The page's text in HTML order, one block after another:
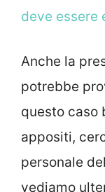
deve essere
Anche la
potrebbe
questo caso
appositi,
personale
vediamo